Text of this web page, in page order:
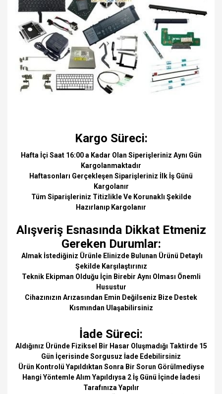
Kargo Süreci:
Hafta İçi Saat 16:00 a Kadar Olan Siperişleriniz Aynı Gün
Kargolanmaktadır
Haftasonları Gerçekleşen Siparişleriniz İlk İş Günü
Kargolanır
Tüm Siparişleriniz Titizlikle Ve Korunaklı Şekilde
Hazırlanıp Kargolanır
Alışveriş Esnasında Dikkat Etmeniz
Gereken Durumlar:
Almak İstediğiniz Ürünle Elinizde Bulunan Ürünü Detaylı
Şekilde Karşılaştırınız
Teknik Ekipman Olduğu İçin Birebir Aynı Olması Önemli
Husustur
Cihazınızın Arızasından Emin Değilseniz Bize Destek
Kısmından Ulaşabilirsiniz
İade Süreci:
Aldığınız Üründe Fiziksel Bir Hasar Oluşmadığı Taktirde 15
Gün İçerisinde Sorgusuz İade Edebilirsiniz
Ürün Kontrolü Yapıldıktan Sonra Bir Sorun Görülmediyse
Hangi Yöntemle Alım Yapıldıysa 2 İş Günü İçinde İadesi
Tarafınıza Yapılır